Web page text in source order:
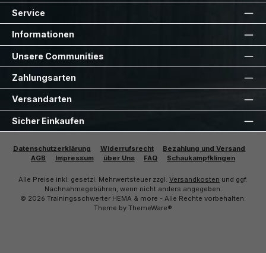
Service
Informationen
Unsere Communities
Zahlungsarten
Versandarten
Sicher Einkaufen
Datenschutzerklärung Widerrufsrecht
Bezahlung und Versand
AGB
Impressum über Uns FAQ Schaukampfklingen
Alle Preise inkl. gesetzl. Mehrwertsteuer zzgl. Versandkosten und ggf.
Nachnahmegebühren, wenn nicht anders angegeben.
© 2026 Trainingsschwerter HEMA & more - Alle Rechte vorbehalten.
Theme by ThemeWare®